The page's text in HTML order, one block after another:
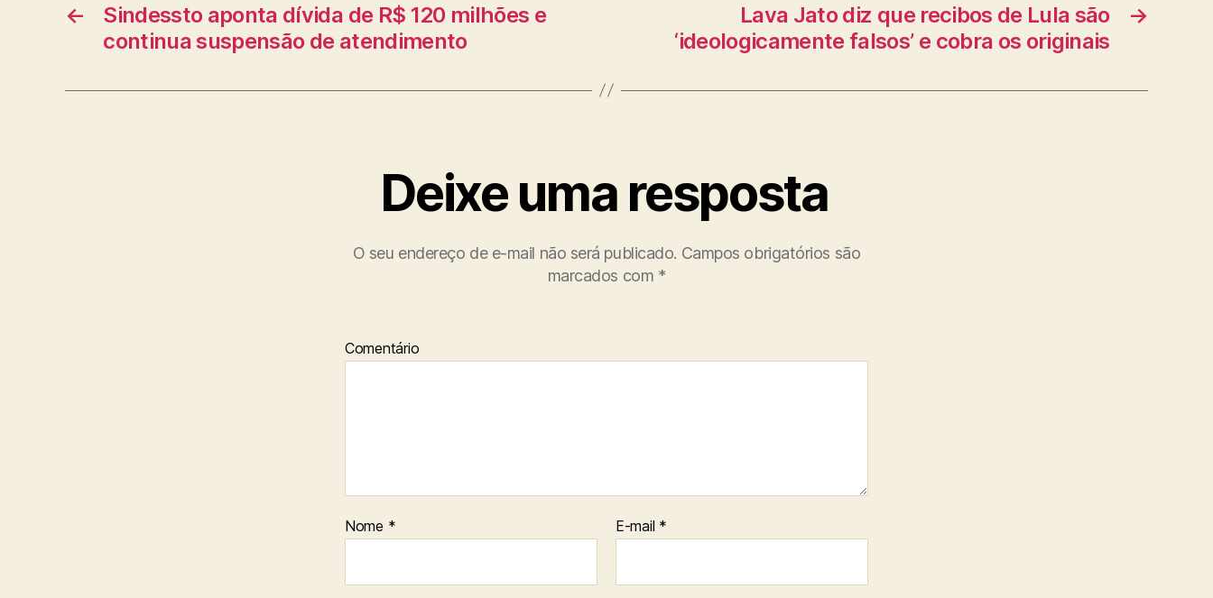
←
Sindessto aponta dívida de R$ 120 milhões e
continua suspensão de atendimento
→
Lava Jato diz que recibos de Lula são
‘ideologicamente falsos’ e cobra os originais
Deixe uma resposta
O seu endereço de e-mail não será publicado. Campos obrigatórios são
marcados com *
Comentário
Nome * E-mail *